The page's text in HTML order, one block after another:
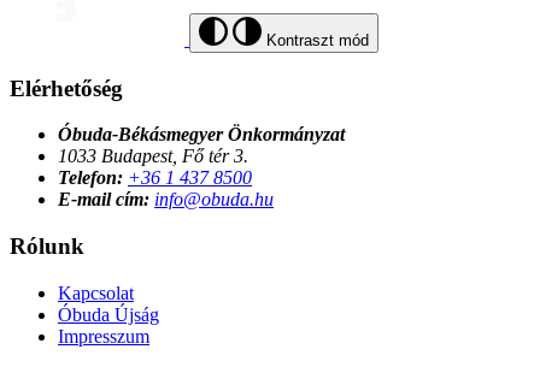
Kontraszt mód
Elérhetőség
Óbuda-Békásmegyer Önkormányzat
1033 Budapest, Fő tér 3.
Telefon: +36 1 437 8500
E-mail cím: info@obuda.hu
Rólunk
Kapcsolat
Óbuda Újság
Impresszum